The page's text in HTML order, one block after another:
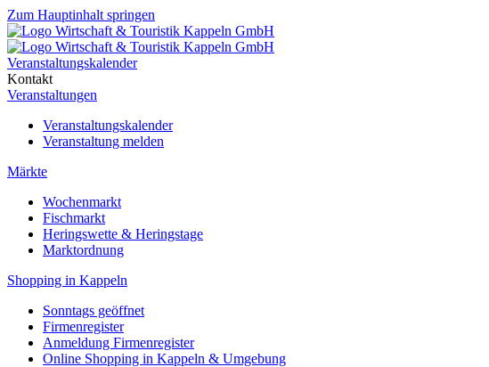
Zum Hauptinhalt springen
Veranstaltungskalender
Kontakt
Veranstaltungen
Veranstaltungskalender
Veranstaltung melden
Märkte
Wochenmarkt
Fischmarkt
Heringswette & Heringstage
Marktordnung
Shopping in Kappeln
Sonntags geöffnet
Firmenregister
Anmeldung Firmenregister
Online Shopping in Kappeln & Umgebung